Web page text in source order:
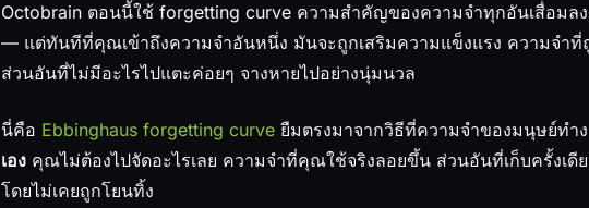
Octobrain ตอนนี้ใช้ forgetting curve ความสำคัญของความจำทุกอันเสื่อมล
— แต่ทันทีที่คุณเข้าถึงความจำอันหนึ่ง มันจะถูกเสริมความแข็งแรง ความจำที่
ส่วนอันที่ไม่มีอะไรไปแตะค่อยๆ จางหายไปอย่างนุ่มนวล
นี่คือ Ebbinghaus forgetting curve ยืมตรงมาจากวิธีที่ความจำของมนุษย์ทำ
เอง คุณไม่ต้องไปจัดอะไรเลย ความจำที่คุณใช้จริงลอยขึ้น ส่วนอันที่เก็บครั้งเดี
โดยไม่เคยถูกโยนทิ้ง